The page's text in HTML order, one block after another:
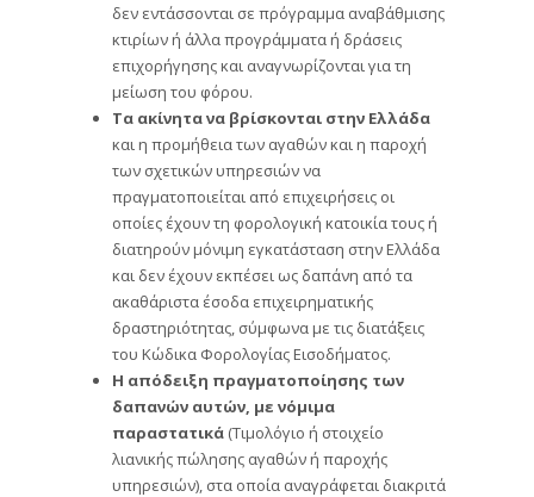
δεν εντάσσονται σε πρόγραμμα αναβάθμισης
κτιρίων ή άλλα προγράμματα ή δράσεις
επιχορήγησης και αναγνωρίζονται για τη
μείωση του φόρου.
Τα ακίνητα να βρίσκονται στην Ελλάδα
και η προμήθεια των αγαθών και η παροχή
των σχετικών υπηρεσιών να
πραγματοποιείται από επιχειρήσεις οι
οποίες έχουν τη φορολογική κατοικία τους ή
διατηρούν μόνιμη εγκατάσταση στην Ελλάδα
και δεν έχουν εκπέσει ως δαπάνη από τα
ακαθάριστα έσοδα επιχειρηματικής
δραστηριότητας, σύμφωνα με τις διατάξεις
του Κώδικα Φορολογίας Εισοδήματος.
Η απόδειξη πραγματοποίησης των
δαπανών αυτών, με νόμιμα
παραστατικά (Τιμολόγιο ή στοιχείο
λιανικής πώλησης αγαθών ή παροχής
υπηρεσιών), στα οποία αναγράφεται διακριτά